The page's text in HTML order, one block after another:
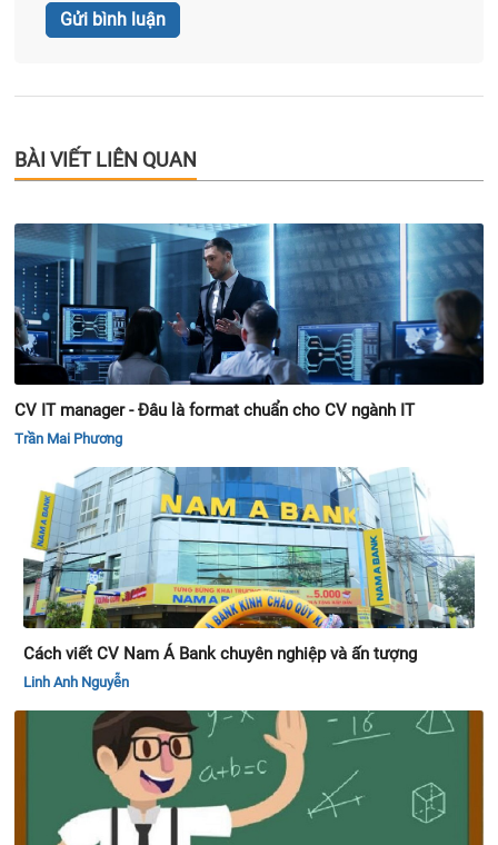
BÀI VIẾT LIÊN QUAN
CV IT manager - Đâu là format chuẩn cho CV ngành IT
Trần Mai Phương
Cách viết CV Nam Á Bank chuyên nghiệp và ấn tượng
Linh Anh Nguyễn